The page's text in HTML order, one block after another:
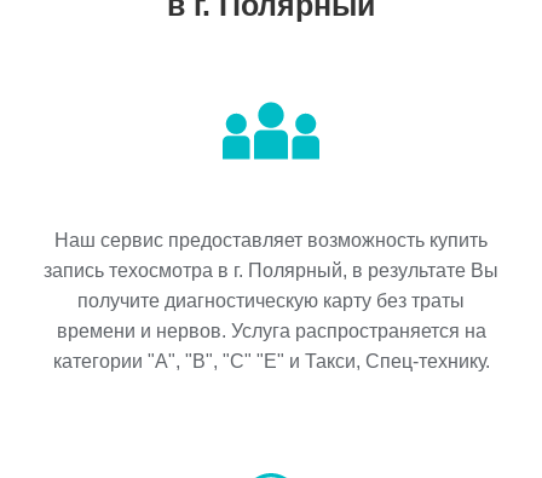
Наш сервис предоставляет возможность купить
запись техосмотра в г. Полярный, в результате Вы
получите диагностическую карту без траты
времени и нервов. Услуга распространяется на
категории "A", "B", "C" "E" и Такси, Спец-технику.